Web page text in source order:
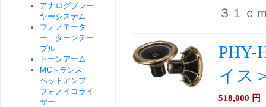
３１ｃ
PHY-
イス
518,000 円
アナログプレー
ヤーシステム
フォノモータ
ー ターンテー
ブル
トーンアーム
MCトランス
ヘッドアンプ
フォノイコライ
ザー